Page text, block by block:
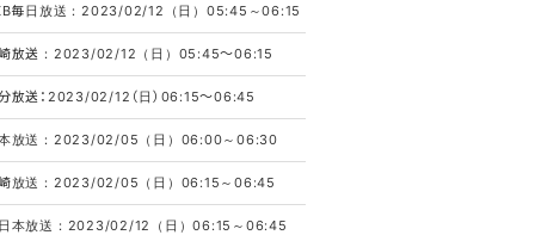
毎日放送：2023/02/12（日）05:45～06:15
放送：2023/02/12（日）05:45～06:15
放送：2023/02/12（日）06:15～06:45
放送：2023/02/05（日）06:00～06:30
放送：2023/02/05（日）06:15～06:45
本放送：2023/02/12（日）06:15～06:45